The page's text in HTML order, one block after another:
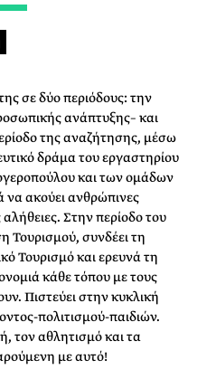
σε δύο περιόδους: την
ανάπτυξης– και
της αναζήτησης, μέσω
δράμα του εργαστηρίου
και των ομάδων
ακούει ανθρώπινες
Στην περίοδο του
Τουρισμού, συνδέει τη
Τουρισμό και ερευνά τη
κάθε τόπου με τους
Πιστεύει στην κυκλική
πολιτισμού-παιδιών.
τον αθλητισμό και τα
με αυτό!